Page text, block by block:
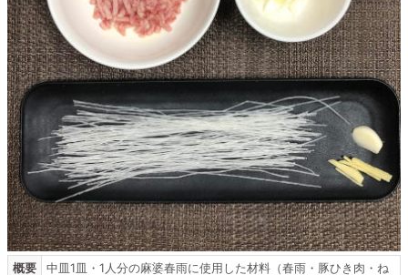
概要 中皿1皿・1人分の麻婆春雨に使用した材料（春雨・豚ひき肉・ね